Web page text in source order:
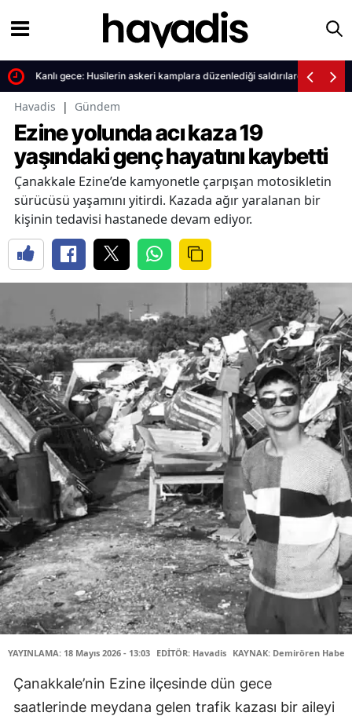
Kanlı gece: Husilerin askeri kamplara düzenlediği saldırılarda bilanço
Havadis | Gündem
Ezine yolunda acı kaza 19
yaşındaki genç hayatını kaybetti
Çanakkale Ezine’de kamyonetle çarpışan motosikletin
sürücüsü yaşamını yitirdi. Kazada ağır yaralanan bir
kişinin tedavisi hastanede devam ediyor.
YAYINLAMA: 18 Mayıs 2026 - 13:03 EDİTÖR: Havadis KAYNAK: Demirören Haber
Çanakkale’nin Ezine ilçesinde dün gece
saatlerinde meydana gelen trafik kazası bir aileyi